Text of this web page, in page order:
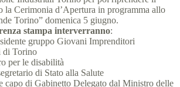
la Cerimonia d’Apertura in programma allo
Torino” domenica 5 giugno.
stampa interverranno:
gruppo Giovani Imprenditori
di Torino
per le disabilità
di Stato alla Salute
capo di Gabinetto Delegato dal Ministro delle